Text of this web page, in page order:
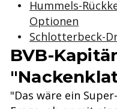
Hummels-
Optionen
Schlotterbeck-
BVB-
"Das wäre ein